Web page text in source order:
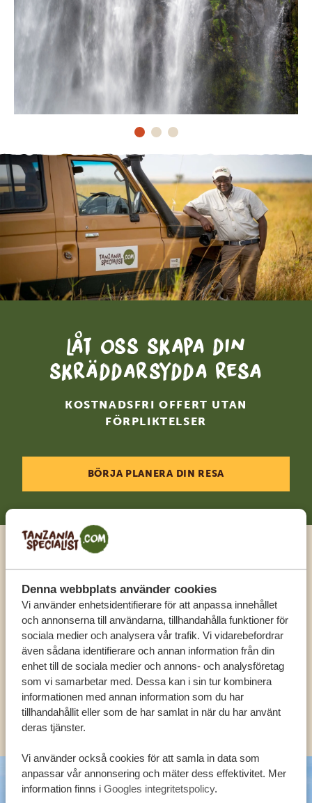
Denna webbplats använder cookies
Vi använder enhetsidentifierare för att anpassa innehållet
och annonserna till användarna, tillhandahålla funktioner för
sociala medier och analysera vår trafik. Vi vidarebefordrar
även sådana identifierare och annan information från din
enhet till de sociala medier och annons- och analysföretag
som vi samarbetar med. Dessa kan i sin tur kombinera
informationen med annan information som du har
tillhandahållit eller som de har samlat in när du har använt
deras tjänster.
Vi använder också cookies för att samla in data som
anpassar vår annonsering och mäter dess effektivitet. Mer
information finns i Googles integritetspolicy.
Låt oss skapa din
skräddarsydda resa
KOSTNADSFRI OFFERT UTAN
FÖRPLIKTELSER
BÖRJA PLANERA DIN RESA
Ring en expert
FÅ PERSONLIG RÅDGIVNING FRÅN VÅRA
EXPERTER
SV:+31 174 788 108
KONTAKT